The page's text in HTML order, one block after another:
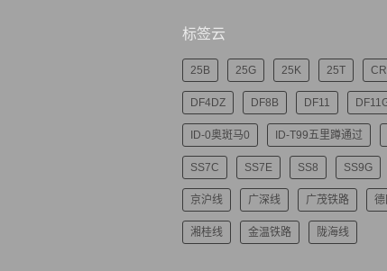
标签云
25B 25G 25K 25T
DF4DZ DF8B DF11
ID-0奥斑马0 ID-T99五里蹲通过
SS7C SS7E SS8 SS9G
京沪线 广深线 广茂铁路
湘桂线 金温铁路 陇海线